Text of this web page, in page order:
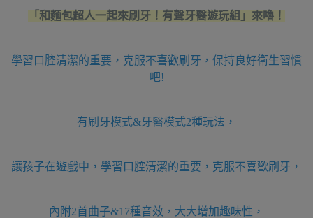
「和麵包超人一起來刷牙！有聲牙醫遊玩組」來嚕！
學習口腔清潔的重要，克服不喜歡刷牙，保持良好衛生習慣
吧!
有刷牙模式&牙醫模式2種玩法，
讓孩子在遊戲中，學習口腔清潔的重要，克服不喜歡刷牙，
內附2首曲子&17種音效，大大增加趣味性，